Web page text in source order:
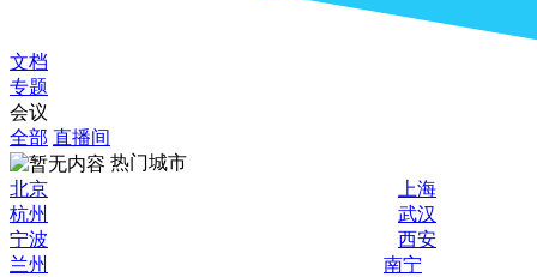
文档
专题
会议
全部 直播间
热门城市
北京
上海
杭州
武汉
宁波
西安
兰州
南宁